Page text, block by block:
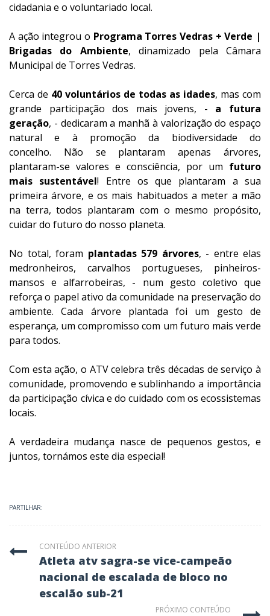
cidadania e o voluntariado local.
A ação integrou o Programa Torres Vedras + Verde |
Brigadas do Ambiente, dinamizado pela Câmara
Municipal de Torres Vedras.
Cerca de 40 voluntários de todas as idades, mas com
grande participação dos mais jovens, - a futura
geração, - dedicaram a manhã à valorização do espaço
natural e à promoção da biodiversidade do
concelho. Não se plantaram apenas árvores,
plantaram-se valores e consciência, por um futuro
mais sustentável! Entre os que plantaram a sua
primeira árvore, e os mais habituados a meter a mão
na terra, todos plantaram com o mesmo propósito,
cuidar do futuro do nosso planeta.
No total, foram plantadas 579 árvores, - entre elas
medronheiros, carvalhos portugueses, pinheiros-
mansos e alfarrobeiras, - num gesto coletivo que
reforça o papel ativo da comunidade na preservação do
ambiente. Cada árvore plantada foi um gesto de
esperança, um compromisso com um futuro mais verde
para todos.
Com esta ação, o ATV celebra três décadas de serviço à
comunidade, promovendo e sublinhando a importância
da participação cívica e do cuidado com os ecossistemas
locais.
A verdadeira mudança nasce de pequenos gestos, e
juntos, tornámos este dia especial!
PARTILHAR:
CONTEÚDO ANTERIOR
atleta atv sagra-se vice-campeão
nacional de escalada de bloco no
escalão sub-21
PRÓXIMO CONTEÚDO